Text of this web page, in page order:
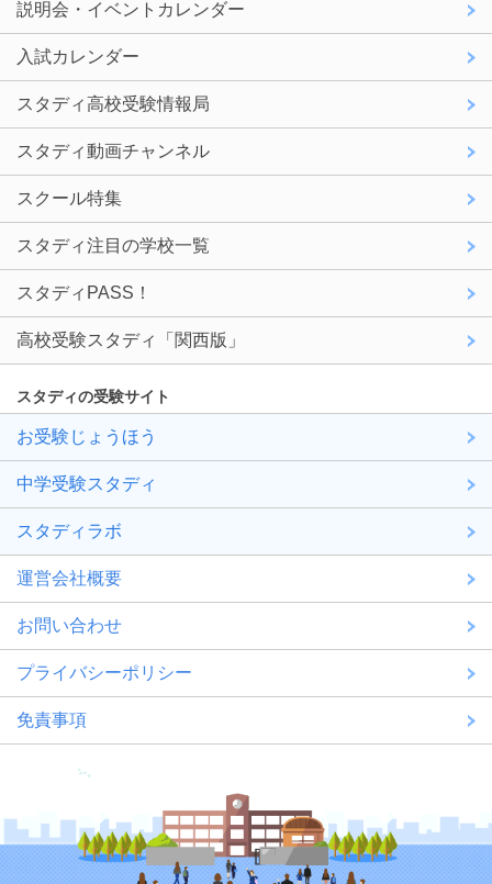
説明会・イベントカレンダー
入試カレンダー
スタディ高校受験情報局
スタディ動画チャンネル
スクール特集
スタディ注目の学校一覧
スタディPASS！
高校受験スタディ「関西版」
スタディの受験サイト
お受験じょうほう
中学受験スタディ
スタディラボ
運営会社概要
お問い合わせ
プライバシーポリシー
免責事項